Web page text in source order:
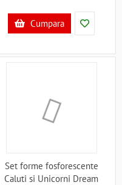
Cumpara
Set forme fosforescente
Caluti si Unicorni Dream